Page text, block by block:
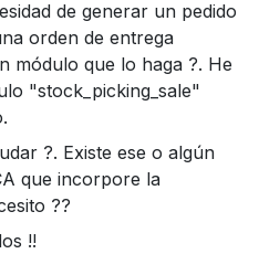
de generar un pedido
orden de entrega
módulo que lo haga ?. He
"stock_picking_sale"
?. Existe ese o algún
que incorpore la
??
!!